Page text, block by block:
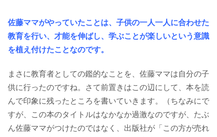
佐藤ママがやっていたことは、子供の一人一人に合わせた
教育を行い、才能を伸ばし、学ぶことが楽しいという意識
を植え付けたことなのです。
まさに教育者としての鑑的なことを、佐藤ママは自分の子
供に行ったのですね。さて前置きはこの辺にして、本を読
んで印象に残ったところを書いていきます。（ちなみにで
すが、この本のタイトルはなかなか過激なのですが、たぶ
ん佐藤ママがつけたのではなく、出版社が「この方が売れ